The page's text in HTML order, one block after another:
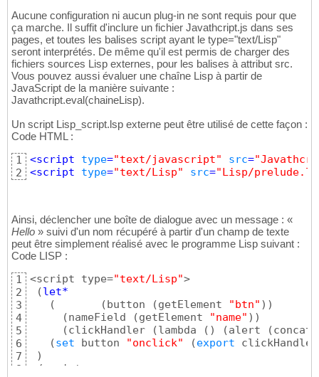
Aucune configuration ni aucun plug-in ne sont requis pour que
ça marche. Il suffit d'inclure un fichier Javathcript.js dans ses
pages, et toutes les balises script ayant le type="text/Lisp"
seront interprétés. De même qu'il est permis de charger des
fichiers sources Lisp externes, pour les balises à attribut src.
Vous pouvez aussi évaluer une chaîne Lisp à partir de
JavaScript de la manière suivante :
Javathcript.eval(chaineLisp).
Un script Lisp_script.lsp externe peut être utilisé de cette façon :
Code HTML :
1
2
<script type="text/javascript" src=
<script type="text/Lisp" src="Lisp/
Ainsi, déclencher une boîte de dialogue avec un message : «
Hello » suivi d'un nom récupéré à partir d'un champ de texte
peut être simplement réalisé avec le programme Lisp suivant :
Code LISP :
1
2
3
4
5
6
7
8
<script type="text/Lisp">
(let*
(
( button (getElement "btn" ) )
(nameField (getElement "name" ) )
(clickHandler (lambda ( ) (alert (concat
(set button "onclick" (export clickHandler
)
</script>